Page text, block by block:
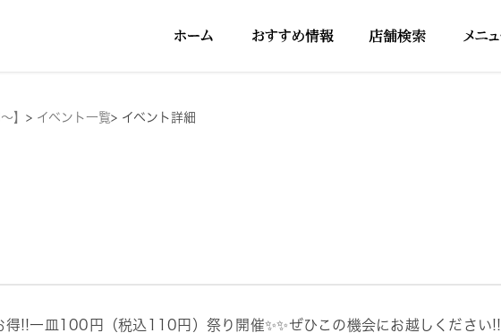
】 > イベント一覧> イベント詳細
得!!一皿100円（税込110円）祭り開催✨✨ぜひこの機会にお越しください!!